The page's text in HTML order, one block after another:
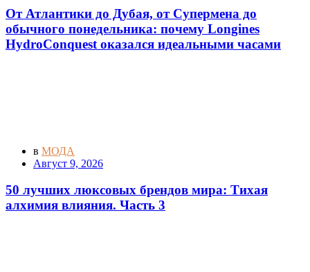
От Атлантики до Дубая, от Супермена до
обычного понедельника: почему Longines
HydroConquest оказался идеальными часами
в МОДА
Август 9, 2026
50 лучших люксовых брендов мира: Тихая
алхимия влияния. Часть 3